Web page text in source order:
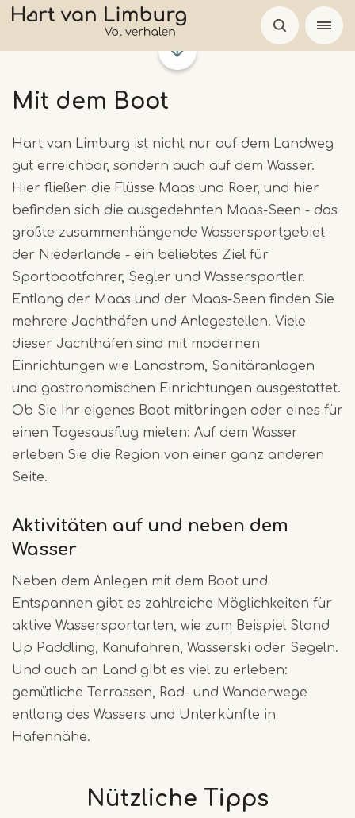
Skip
main
Mit dem Boot
Hart van Limburg ist nicht nur auf dem Landweg
gut erreichbar, sondern auch auf dem Wasser.
Hier fließen die Flüsse Maas und Roer, und hier
befinden sich die ausgedehnten Maas-Seen - das
größte zusammenhängende Wassersportgebiet
der Niederlande - ein beliebtes Ziel für
Sportbootfahrer, Segler und Wassersportler.
Entlang der Maas und der Maas-Seen finden Sie
mehrere Jachthäfen und Anlegestellen. Viele
dieser Jachthäfen sind mit modernen
Einrichtungen wie Landstrom, Sanitäranlagen
und gastronomischen Einrichtungen ausgestattet.
Ob Sie Ihr eigenes Boot mitbringen oder eines für
einen Tagesausflug mieten: Auf dem Wasser
erleben Sie die Region von einer ganz anderen
Seite.
Aktivitäten auf und neben dem
Wasser
Neben dem Anlegen mit dem Boot und
Entspannen gibt es zahlreiche Möglichkeiten für
aktive Wassersportarten, wie zum Beispiel Stand
Up Paddling, Kanufahren, Wasserski oder Segeln.
Und auch an Land gibt es viel zu erleben:
gemütliche Terrassen, Rad- und Wanderwege
entlang des Wassers und Unterkünfte in
Hafennähe.
Nützliche Tipps